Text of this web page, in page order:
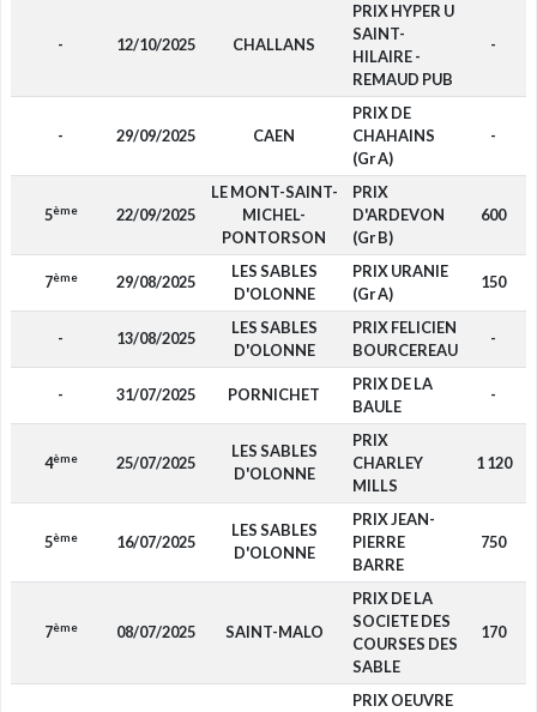
- 12/10/2025 CHALLANS
PRIX HYPER U
SAINT-
HILAIRE -
REMAUD PUB
-
- 29/09/2025 CAEN
PRIX DE
CHAHAINS
(Gr A)
-
5ème 22/09/2025
LE MONT-SAINT-
MICHEL-
PONTORSON
PRIX
D'ARDEVON
(Gr B)
600
7ème 29/08/2025
LES SABLES
D'OLONNE
PRIX URANIE
(Gr A)
150
- 13/08/2025
LES SABLES
D'OLONNE
PRIX FELICIEN
BOURCEREAU
-
- 31/07/2025 PORNICHET
PRIX DE LA
BAULE
-
4ème 25/07/2025
LES SABLES
D'OLONNE
PRIX
CHARLEY
MILLS
1 120
5ème 16/07/2025
LES SABLES
D'OLONNE
PRIX JEAN-
PIERRE
BARRE
750
7ème 08/07/2025 SAINT-MALO
PRIX DE LA
SOCIETE DES
COURSES DES
SABLE
170
PRIX OEUVRE